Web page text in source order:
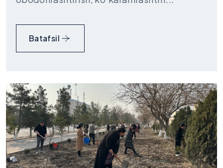
Batafsil